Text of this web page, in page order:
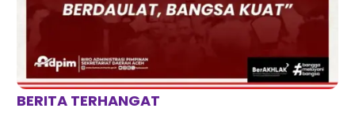
BERITA TERHANGAT